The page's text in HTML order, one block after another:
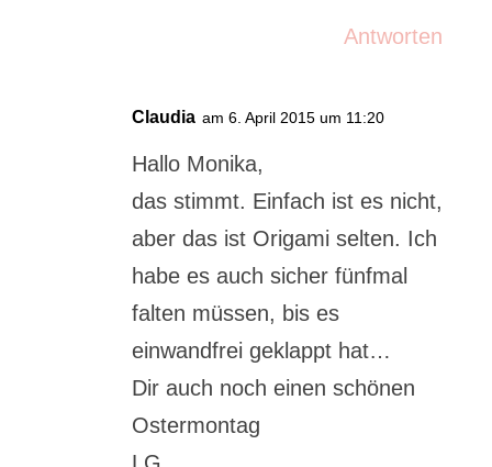
Antworten
Claudia am 6. April 2015 um 11:20
Hallo Monika,
das stimmt. Einfach ist es nicht,
aber das ist Origami selten. Ich
habe es auch sicher fünfmal
falten müssen, bis es
einwandfrei geklappt hat…
Dir auch noch einen schönen
Ostermontag